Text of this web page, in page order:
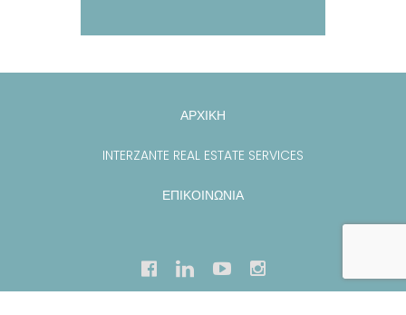
ΑΡΧΙΚΗ
INTERZANTE REAL ESTATE SERVICES
ΕΠΙΚΟΙΝΩΝΙΑ